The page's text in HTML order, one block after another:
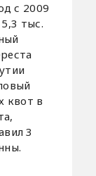
с 2009
тыс.
квот в
3